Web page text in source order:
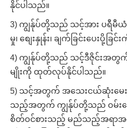
နိုင်ပါသည်။
3) ကျွန်ုပ်တို့သည် သင့်အား ပရီမီ
မှု၊ စျေးနှုန်း၊ ချက်ခြင်းပေးပို့ခ
4) ကျွန်ုပ်တို့သည် သင့်ဒီဇိုင်းအတွ
မျိုးကို ထုတ်လုပ်နိုင်ပါသည်။
5) သင့်အတွက် အသေးငယ်ဆုံးမေး
သည့်အတွက် ကျွန်ုပ်တို့သည် ဝမ်းမြေ
စိတ်ဝင်စားသည့် မည်သည့်အရာ